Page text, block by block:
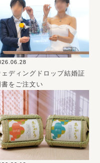
ェディングドロップ結婚証
書をご注文い